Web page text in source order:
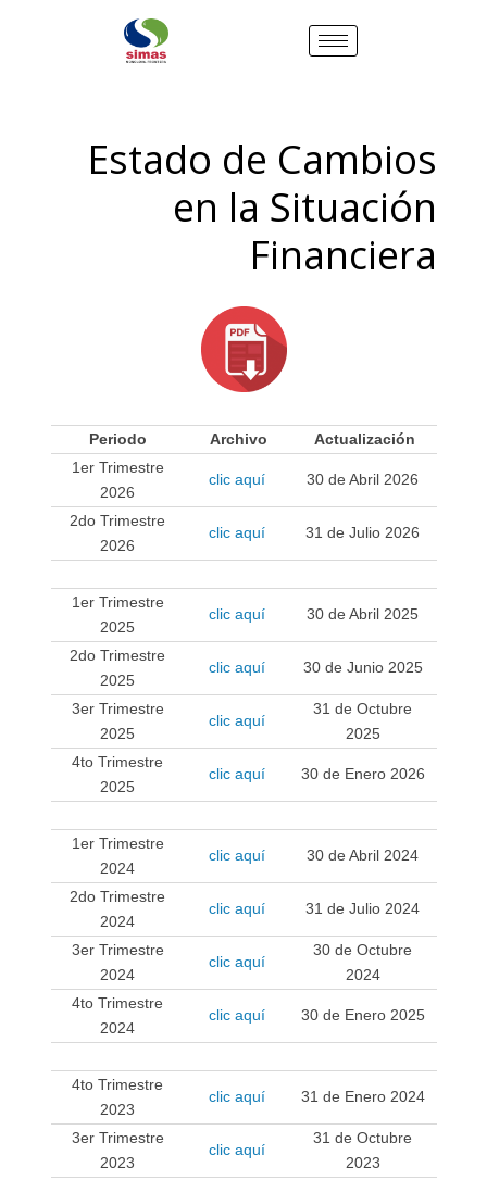
Estado de Cambios
en la Situación
Financiera
Periodo Archivo
Actualización
1er Trimestre
2026
clic aquí 30 de Abril 2026
2do Trimestre
2026
clic aquí 31 de Julio 2026
1er Trimestre
2025
clic aquí 30 de Abril 2025
2do Trimestre
2025
clic aquí 30 de Junio 2025
3er Trimestre
2025
clic aquí
31 de Octubre
2025
4to Trimestre
2025
clic aquí 30 de Enero 2026
1er Trimestre
2024
clic aquí 30 de Abril 2024
2do Trimestre
2024
clic aquí 31 de Julio 2024
3er Trimestre
2024
clic aquí
30 de Octubre
2024
4to Trimestre
2024
clic aquí 30 de Enero 2025
4to Trimestre
2023
clic aquí 31 de Enero 2024
3er Trimestre
2023
clic aquí
31 de Octubre
2023